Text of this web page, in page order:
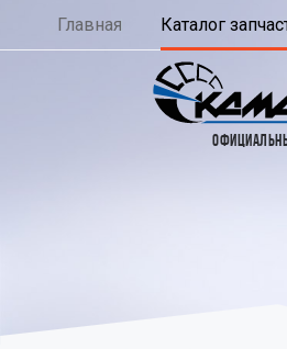
Главная Каталог